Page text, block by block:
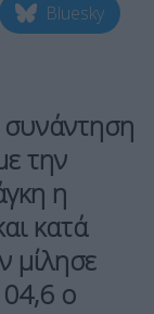
Bluesky
συνάντηση
την
η
κατά
μίλησε
ο